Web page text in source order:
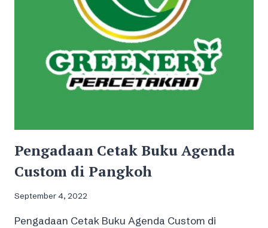
Pengadaan Cetak Buku Agenda
Custom di Pangkoh
September 4, 2022
Pengadaan Cetak Buku Agenda Custom di